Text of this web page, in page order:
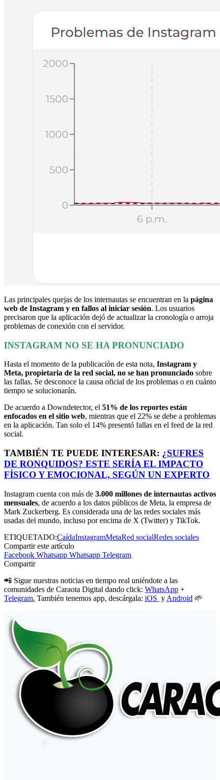
Las principales quejas de los internautas se encuentran en la página
web de Instagram y en fallos al iniciar sesión. Los usuarios
precisaron que la aplicación dejó de actualizar la cronología o arroja
problemas de conexión con el servidor.
INSTAGRAM NO SE HA PRONUNCIADO
Hasta el momento de la publicación de esta nota, Instagram y
Meta, propietaria de la red social, no se han pronunciado sobre
las fallas. Se desconoce la causa oficial de los problemas o en cuánto
tiempo se solucionarán.
De acuerdo a Downdetector, el 51% de los reportes están
enfocados en el sitio web, mientras que el 22% se debe a problemas
en la aplicación. Tan solo el 14% presentó fallas en el feed de la red
social.
TAMBIÉN TE PUEDE INTERESAR: ¿SUFRES
DE RONQUIDOS? ESTE SERÍA EL IMPACTO
FÍSICO Y EMOCIONAL, SEGÚN UN EXPERTO
Instagram cuenta con más de 3.000 millones de internautas activos
mensuales, de acuerdo a los datos públicos de Meta, la empresa de
Mark Zuckerberg. Es considerada una de las redes sociales más
usadas del mundo, incluso por encima de X (Twitter) y TikTok.
ETIQUETADO:CaídaInstagramMetaRed socialRedes sociales
Compartir este artículo
Facebook Whatsapp Whatsapp Telegram
Compartir
📲 Sigue nuestras noticias en tiempo real uniéndote a las
comunidades de Caraota Digital dando click: WhatsApp +
Telegram. También tenemos app, descárgala: iOS y Android 🌱